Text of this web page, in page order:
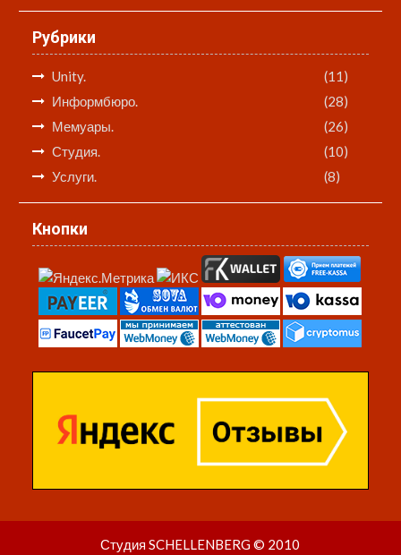
Рубрики
Unity.
(11)
Информбюро.
(28)
Мемуары.
(26)
Студия.
(10)
Услуги.
(8)
Кнопки
Студия SCHELLENBERG © 2010